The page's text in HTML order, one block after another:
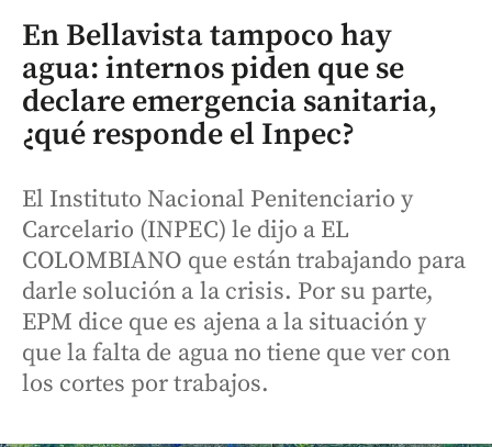
En Bellavista tampoco hay
agua: internos piden que se
declare emergencia sanitaria,
¿qué responde el Inpec?
El Instituto Nacional Penitenciario y
Carcelario (INPEC) le dijo a EL
COLOMBIANO que están trabajando para
darle solución a la crisis. Por su parte,
EPM dice que es ajena a la situación y
que la falta de agua no tiene que ver con
los cortes por trabajos.